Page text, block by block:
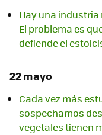
Hay una
El problema es
defiende el
22 mayo
Cada vez más
sospechamos
vegetales tienen